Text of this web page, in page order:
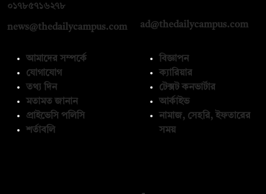
০১৭৮৫৭১৬২৭৮
news@thedailycampus.com ad@thedailycampus.com
আমাদের সম্পর্কে
যোগাযোগ
তথ্য দিন
মতামত জানান
প্রাইভেসি পলিসি
শর্তাবলি
বিজ্ঞাপন
ক্যারিয়ার
টেক্সট কনভার্টার
আর্কাইভ
নামাজ, সেহরি, ইফতারের
সময়